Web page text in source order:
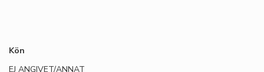
Kön
EJ ANGIVET/ANNAT